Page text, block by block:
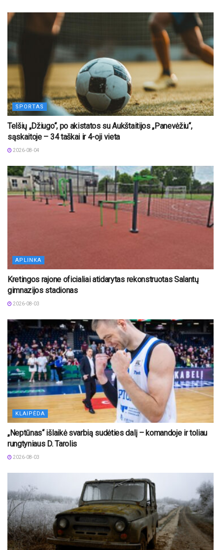
SPORTAS
Telšių „Džiugo“, po akistatos su Aukštaitijos „Panevėžiu“,
sąskaitoje – 34 taškai ir 4-oji vieta
2026-08-04
APLINKA
Kretingos rajone oficialiai atidarytas rekonstruotas Salantų
gimnazijos stadionas
2026-08-03
KLAIPĖDA
„Neptūnas“ išlaikė svarbią sudėties dalį – komandoje ir toliau
rungtyniaus D. Tarolis
2026-08-03